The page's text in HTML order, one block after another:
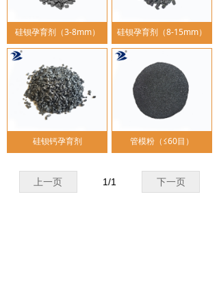
硅钡孕育剂（3-8mm） 硅钡孕育剂（8-15mm）
硅钡钙孕育剂 管模粉（≤60目）
上一页 下一页
1/1